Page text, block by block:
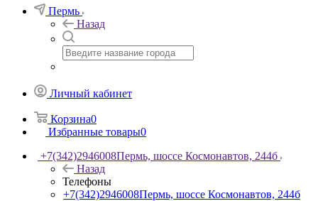
Пермь
Назад
Личный кабинет
Корзина0
Избранные товары0
+7(342)2946008Пермь, шоссе Космонавтов, 244б
Назад
Телефоны
+7(342)2946008Пермь, шоссе Космонавтов, 244б